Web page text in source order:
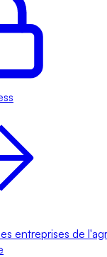
entreprises de